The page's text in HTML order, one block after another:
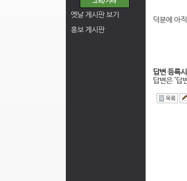
옛날 게시판 보기
홍보 게시판
덕분에 아
답변 등록
답변은 '답